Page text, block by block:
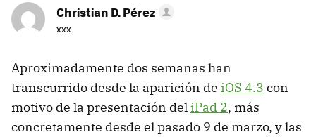
Christian D. Pérez
xxx
Aproximadamente dos semanas han
transcurrido desde la aparición de iOS 4.3 con
motivo de la presentación del iPad 2, más
concretamente desde el pasado 9 de marzo, y las